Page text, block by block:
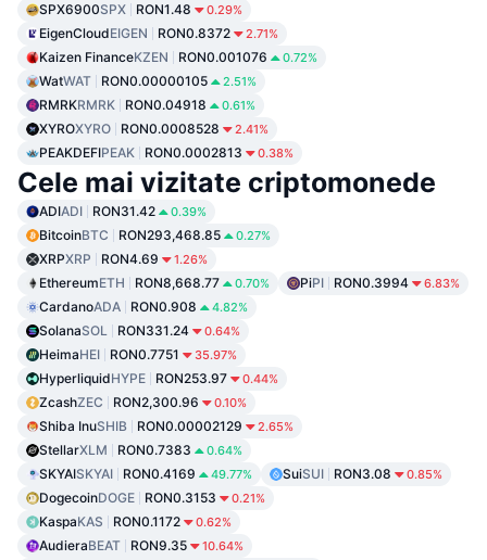
SPX6900SPX RON1.48 0.29%
EigenCloudEIGEN RON0.8372 2.71%
Kaizen FinanceKZEN RON0.001076 0.72%
WatWAT RON0.00000105 2.51%
RMRKRMRK RON0.04918 0.61%
XYROXYRO RON0.0008528 2.41%
PEAKDEFIPEAK RON0.0002813 0.38%
Cele mai vizitate criptomonede
ADIADI RON31.42 0.39%
BitcoinBTC RON293,468.85 0.27%
XRPXRP RON4.69 1.26%
EthereumETH RON8,668.77 0.70% PiPI RON0.3994 6.83%
CardanoADA RON0.908 4.82%
SolanaSOL RON331.24 0.64%
HeimaHEI RON0.7751 35.97%
HyperliquidHYPE RON253.97 0.44%
ZcashZEC RON2,300.96 0.10%
Shiba InuSHIB RON0.00002129 2.65%
StellarXLM RON0.7383 0.64%
SKYAISKYAI RON0.4169 49.77% SuiSUI RON3.08 0.85%
DogecoinDOGE RON0.3153 0.21%
KaspaKAS RON0.1172 0.62%
AudieraBEAT RON9.35 10.64%